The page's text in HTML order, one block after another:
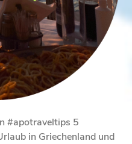
#apotraveltips 5
in Griechenland und